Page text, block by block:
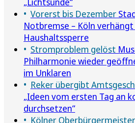
Vorerst bis Dezember
Notbremse – Köln verhängt
Haushaltssperre
Stromproblem gelöst
Philharmonie wieder
im Unklaren
Reker übergibt
„Ideen vom ersten Tag an
durchsetzen“
Kölner